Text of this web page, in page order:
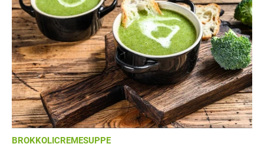
BROKKOLICREMESUPPE